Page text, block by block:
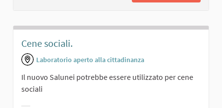
Cene sociali.
Laboratorio aperto alla cittadinanza
Il nuovo Salunei potrebbe essere utilizzato per cene
sociali